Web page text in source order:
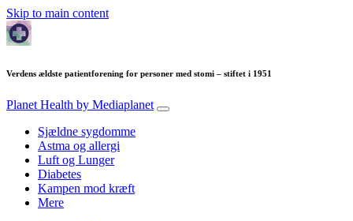
Skip to main content
Verdens ældste patientforening for personer med stomi – stiftet i 1951
Planet Health by Mediaplanet
Sjældne sygdomme
Astma og allergi
Luft og Lunger
Diabetes
Kampen mod kræft
Mere